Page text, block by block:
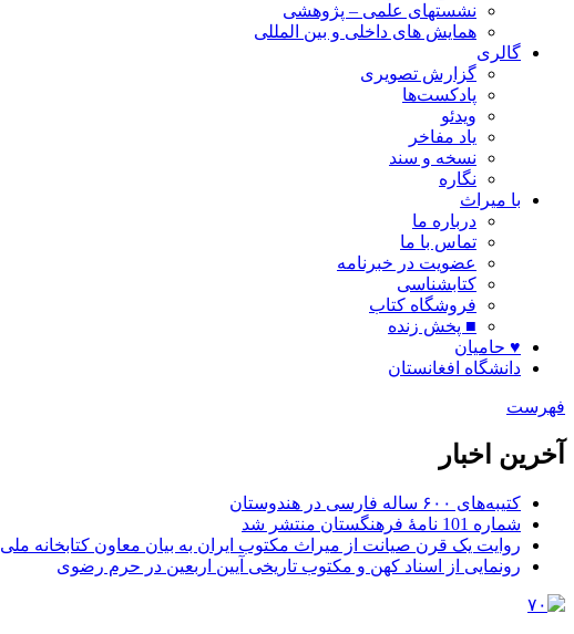
نشستهای علمی – پژوهشی
همایش های داخلی و بین المللی
گالری
گزارش تصویری
پادکست‌ها
ویدئو
یاد مفاخر
نسخه و سند
نگاره
با میراث
درباره ما
تماس با ما
عضویت در خبرنامه
کتابشناسی
فروشگاه کتاب
■ پخش زنده
♥ حامیان
دانشگاه افغانستان
فهرست
آخرین اخبار
کتیبه‌های ۶۰۰ ساله فارسی در هندوستان
شماره 101 نامۀ فرهنگستان منتشر شد
روایت یک قرن صیانت از میراث مکتوب ایران به بیان معاون کتابخانه ملی
رونمایی از اسناد کهن و مکتوب تاریخی آیین اربعین در حرم رضوی